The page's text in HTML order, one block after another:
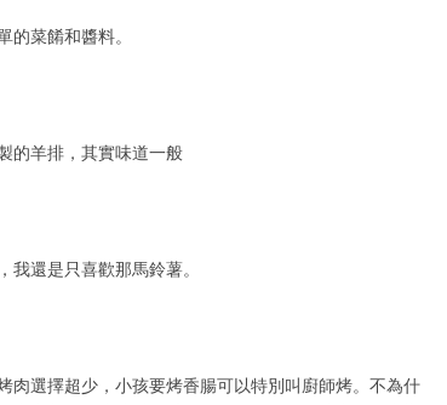
菜餚和醬料。
的羊排，其實味道一般
還是只喜歡那馬鈴薯。
肉選擇超少，小孩要烤香腸可以特別叫廚師烤。不為什